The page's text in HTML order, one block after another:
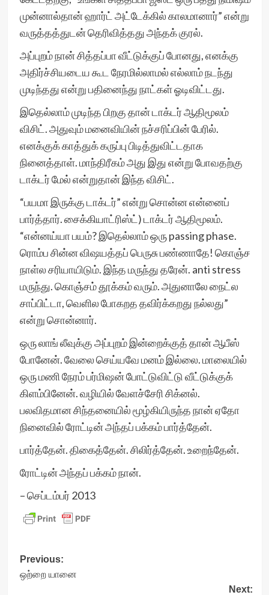
முன்னால்தான் ஹார்ட் அட்டேக்கில் காலமானார்” என்று
வருத்தத்துடன் தெரிவித்தது அந்தக் குரல்.
அப்புறம் நான் சித்தப்பா வீட்டுக்குப் போனது, எனக்கு
அதிர்ச்சியடைய கூட நேரமில்லாமல் எல்லாம் நடந்து
முடிந்தது என்று பதினைந்து நாட்கள் ஓடிவிட்டது.
இதெல்லாம் முடிந்த பிறகு தான் டாக்டர் ஆதிமூலம்
விசிட். அதுவும் மனைவியின் நச்சரிப்பின் பேரில்.
எனக்குக் காத்துக் கருப்பு பிடித்துவிட்டதாக
நினைத்தாள். மாந்திரீகம் அது இது என்று போவதற்கு
டாக்டர் மேல் என்றுதான் இந்த விசிட்.
“பயமா இருக்கு டாக்டர்” என்று சொன்ன என்னைப்
பார்த்தார். சைக்கியாட்ரிஸ்ட்) டாக்டர் ஆதிமூலம்.
“என்னய்யா பயம்? இதெல்லாம் ஒரு passing phase.
ரொம்ப சின்ன விஷயத்தப் பெருசு பண்ணாதே! கொஞ்ச
நாள்ல சரியாயிடும். இந்த மருந்து தரேன். anti stress
மருந்து. கொஞ்சம் தூக்கம் வரும். அதுனாலே நைட்ல
சாப்பிட்டா, வெளில போகறத தவிர்க்கறது நல்லது”
என்று சொன்னார்.
ஒரு லாங் லீவுக்கு அப்புறம் இன்றைக்குத் தான் ஆபீஸ்
போனேன். வேலை செய்யவே மனம் இல்லை. மாலையில்
ஒரு மணி நேரம் பர்மிஷன் போட்டுவிட்டு வீட்டுக்குக்
கிளம்பினேன். வழியில் வேளச்சேரி சிக்னல்.
பலவிதமான சிந்தனையில் மூழ்கியிருந்த நான் ஏதோ
நினைவில் ரோட்டின் அந்தப் பக்கம் பார்த்தேன்.
பார்த்தேன். திகைத்தேன். சிலிர்த்தேன். உறைந்தேன்.
ரோட்டின் அந்தப் பக்கம் நான்.
– செப்டம்பர் 2013
Post
navigation
Previous:
ஒற்றை யானை
Next: